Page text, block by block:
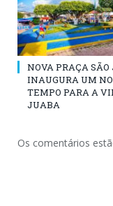
NOVA PRAÇA SÃO
INAUGURA UM
TEMPO PARA A
JUABA
Os comentários